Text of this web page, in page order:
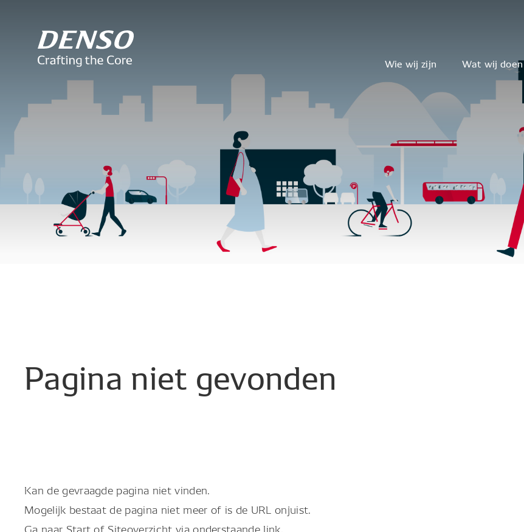
Wie wij zijn Wat wij doen
Pagina niet gevonden
Kan de gevraagde pagina niet vinden.
Mogelijk bestaat de pagina niet meer of is de URL onjuist.
Ga naar Start of Siteoverzicht via onderstaande link.